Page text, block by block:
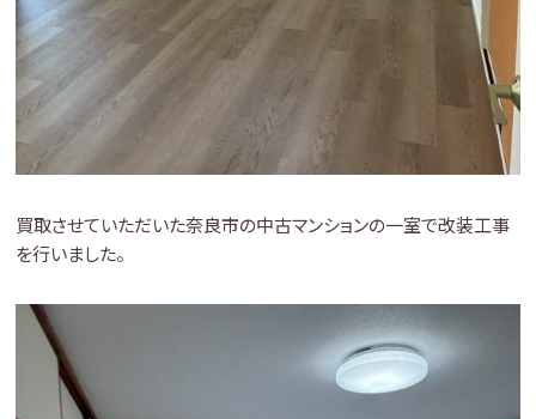
買取させていただいた奈良市の中古マンションの一室で改装工事
を行いました。